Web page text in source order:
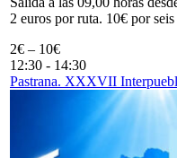
2 euros por ruta. 10€ por
2€ – 10€
12:30 - 14:30
Pastrana. XXXVII